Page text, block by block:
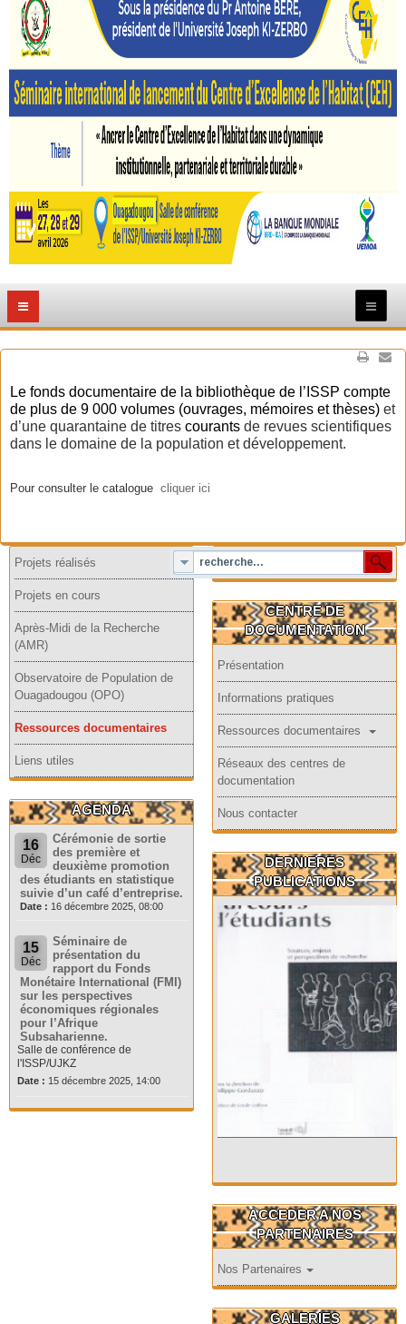
Le fonds documentaire de la bibliothèque de l’ISSP compte
de plus de 9 000 volumes (ouvrages, mémoires et thèses) et
d’une quarantaine de titres courants de revues scientifiques
dans le domaine de la population et développement.
Pour consulter le catalogue cliquer ici
Projets réalisés
Projets en cours
Après-Midi de la Recherche
(AMR)
Observatoire de Population de
Ouagadougou (OPO)
Ressources documentaires
Liens utiles
AGENDA
16
Déc
Cérémonie de sortie
des première et
deuxième promotion
des étudiants en statistique
suivie d’un café d’entreprise.
Date : 16 décembre 2025, 08:00
15
Déc
Séminaire de
présentation du
rapport du Fonds
Monétaire International (FMI)
sur les perspectives
économiques régionales
pour l’Afrique
Subsaharienne.
Salle de conférence de
l'ISSP/UJKZ
Date : 15 décembre 2025, 14:00
CENTRE DE
DOCUMENTATION
Présentation
Informations pratiques
Ressources documentaires
Réseaux des centres de
documentation
Nous contacter
DERNIERES
PUBLICATIONS
ACCEDER A NOS
PARTENAIRES
Nos Partenaires
GALERIES